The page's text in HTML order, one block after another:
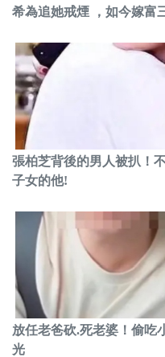
希為追她戒煙 ，如今嫁富
張柏芝背後的男人被扒！
子女的他!
放任老爸砍.死老婆！偷吃
光